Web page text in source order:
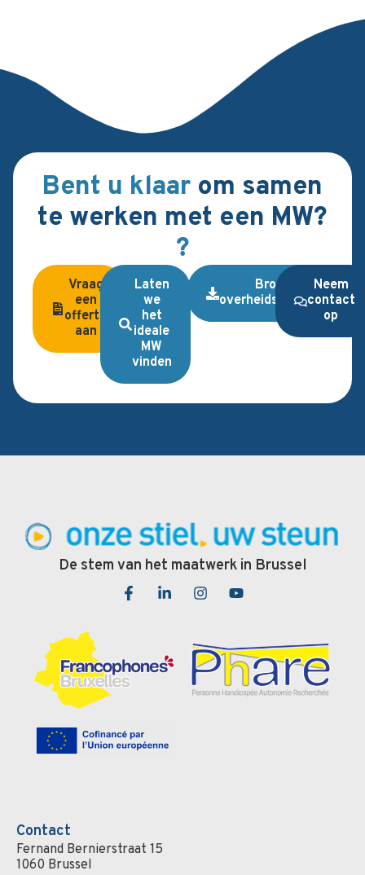
Bent u klaar om samen
te werken met een MW?
?
Vraag
een
offerte
aan
Laten
we
het
ideale
MW
vinden
Brochure
overheidsopdrachten
Neem
contact
op
De stem van het maatwerk in Brussel
Contact
Fernand Bernierstraat 15
1060 Brussel